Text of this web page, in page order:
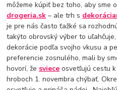
môžeme kúpiť bez toho, aby sme
drogeria.sk – ale trh s
je pre nás často ťažké sa
takýto obrovský výber to
dekorácie podľa svojho vkusu a
preferencie zosnulého, mali by
hovorí, že sviece osvetľujú cestu
hroboch 1. novembra chýbať.